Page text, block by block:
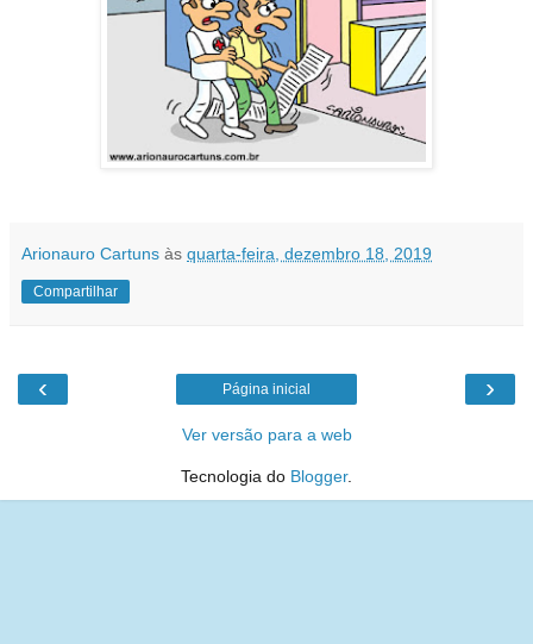
Arionauro Cartuns às quarta-feira, dezembro 18, 2019
Compartilhar
‹ ›
Página inicial
Ver versão para a web
Tecnologia do Blogger.